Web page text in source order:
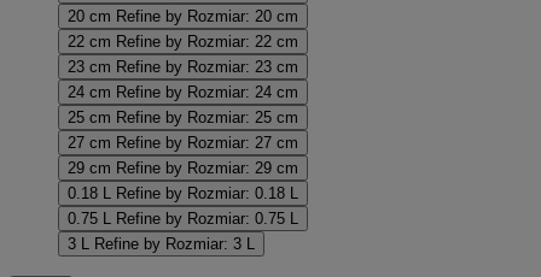
20 cm Refine by Rozmiar: 20 cm
22 cm Refine by Rozmiar: 22 cm
23 cm Refine by Rozmiar: 23 cm
24 cm Refine by Rozmiar: 24 cm
25 cm Refine by Rozmiar: 25 cm
27 cm Refine by Rozmiar: 27 cm
29 cm Refine by Rozmiar: 29 cm
0.18 L
Refine by Rozmiar: 0.18 L
0.75 L
Refine by Rozmiar: 0.75 L
3 L
Refine by Rozmiar: 3 L